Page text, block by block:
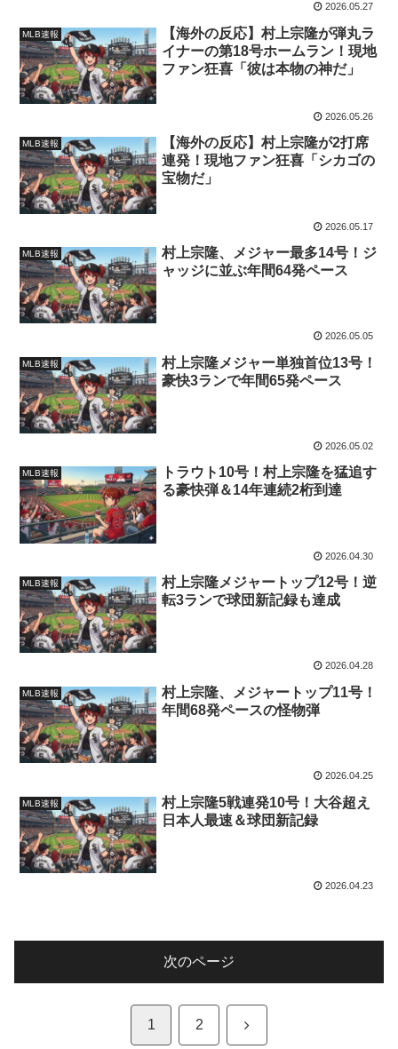
2026.05.27
MLB速報
【海外の反応】村上宗隆が弾丸ラ
イナーの第18号ホームラン！現地
ファン狂喜「彼は本物の神だ」
2026.05.26
MLB速報
【海外の反応】村上宗隆が2打席
連発！現地ファン狂喜「シカゴの
宝物だ」
2026.05.17
MLB速報
村上宗隆、メジャー最多14号！ジ
ャッジに並ぶ年間64発ペース
2026.05.05
MLB速報
村上宗隆メジャー単独首位13号！
豪快3ランで年間65発ペース
2026.05.02
MLB速報
トラウト10号！村上宗隆を猛追す
る豪快弾＆14年連続2桁到達
2026.04.30
MLB速報
村上宗隆メジャートップ12号！逆
転3ランで球団新記録も達成
2026.04.28
MLB速報
村上宗隆、メジャートップ11号！
年間68発ペースの怪物弾
2026.04.25
MLB速報
村上宗隆5戦連発10号！大谷超え
日本人最速＆球団新記録
2026.04.23
次のページ
1 2 次